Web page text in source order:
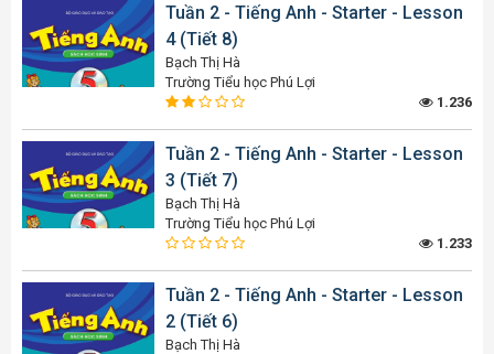
Tuần 2 - Tiếng Anh - Starter - Lesson
4 (Tiết 8)
Bạch Thị Hà
Trường Tiểu học Phú Lợi
1.236
Tuần 2 - Tiếng Anh - Starter - Lesson
3 (Tiết 7)
Bạch Thị Hà
Trường Tiểu học Phú Lợi
1.233
Tuần 2 - Tiếng Anh - Starter - Lesson
2 (Tiết 6)
Bạch Thị Hà